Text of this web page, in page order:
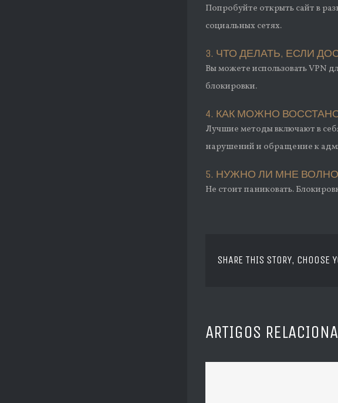
Попробуйте открыть сайт в
социальных сетях.
3. ЧТО ДЕЛАТЬ, ЕСЛИ
Вы можете использовать VPN
блокировки.
4. КАК МОЖНО
Лучшие методы включают в
нарушений и обращение к
5. НУЖНО ЛИ МНЕ
Не стоит паниковать.
SHARE THIS STORY, CHOOSE
ARTIGOS